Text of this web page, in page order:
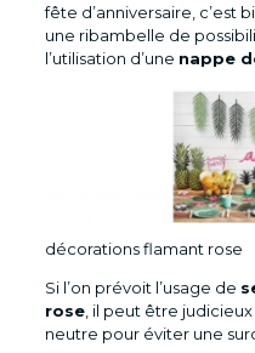
fête d’anniversaire, c’est
une ribambelle de
l’utilisation d’une nappe
décorations flamant rose
Si l’on prévoit l’usage de
rose, il peut être
neutre pour éviter une